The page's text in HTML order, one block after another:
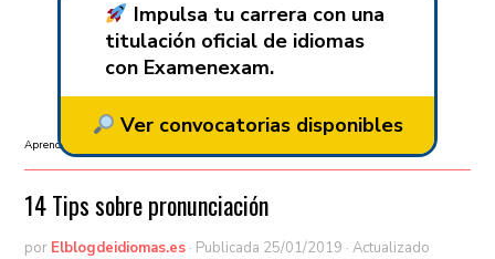
Impulsa tu carrera con una
titulación oficial de idiomas
con Examenexam.
Ver convocatorias disponibles
Aprender inglés
14 Tips sobre pronunciación
por Elblogdeidiomas.es · Publicada 25/01/2019 · Actualizado